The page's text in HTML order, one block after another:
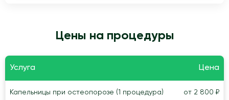
Цены на процедуры
Услуга Цена
Капельницы при остеопорозе (1 процедура) от 2 800 ₽